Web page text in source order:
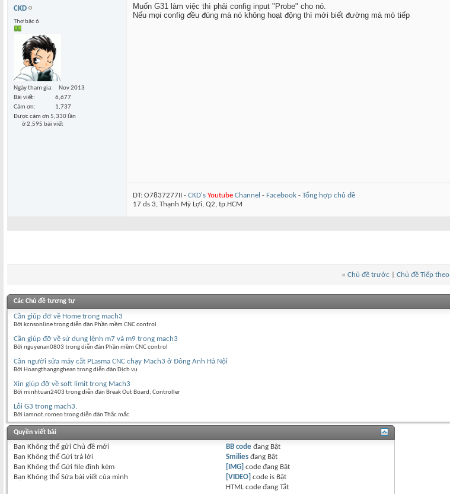
CKD
Thợ bậc 6
Ngày tham gia
Nov 2013
Bài viết
6,677
Cám ơn
1,737
Được cám ơn 5,330 lần
ở 2,595 bài viết
Muốn G31 làm việc thì phải config input "Probe" cho nó.
Nếu mọi config đều đúng mà nó không hoạt động thì mới biết đường mà mò tiếp
DT: O7837277II - CKD's Youtube Channel - Facebook - Tổng hợp chủ đề
17 ds 3, Thạnh Mỹ Lợi, Q2, tp.HCM
« Chủ đề trước Chủ đề Tiếp theo
Các Chủ đề tương tự
Cần giúp đỡ về Home trong mach3
Bởi kcnsonline trong diễn đàn Phần mềm CNC control
Cần giúp đỡ về sử dụng lệnh m7 và m9 trong mach3
Bởi nguyenan0803 trong diễn đàn Phần mềm CNC control
Cần người sửa máy cắt PLasma CNC chạy Mach3 ở Đông Anh Hà Nội
Bởi Hoangthangnghean trong diễn đàn Dịch vụ
Xin giúp đỡ về soft limit trong Mach3
Bởi minhtuan2403 trong diễn đàn Break Out Board, Controller
Lỗi G3 trong mach3.
Bởi iamnot.romeo trong diễn đàn Thắc mắc
Quyền viết bài
Bạn Không thể gửi Chủ đề mới
Bạn Không thể Gửi trả lời
Bạn Không thể Gửi file đính kèm
Bạn Không thể Sửa bài viết của mình
BB codeđang Bật
Smiliesđang Bật
[IMG] code đang Bật
[VIDEO] code is Bật
HTML code đang Tắt